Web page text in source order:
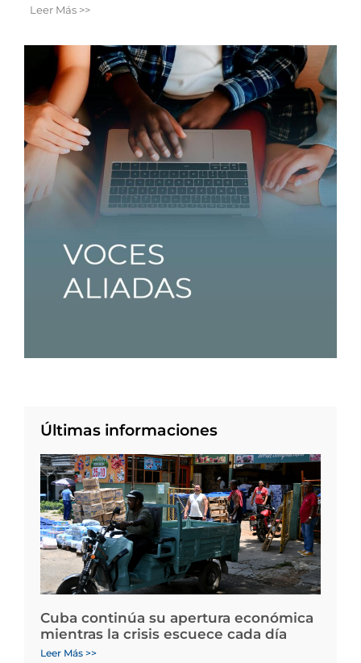
Leer Más >>
Últimas informaciones
Cuba continúa su apertura económica
mientras la crisis escuece cada día
Leer Más >>